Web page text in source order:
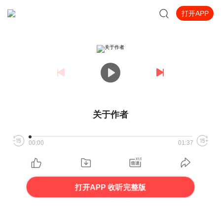
打开APP
关于作者
00:00 01:37
打开APP 收听完整版